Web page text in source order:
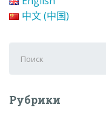
中文 (中国)
для:
Рубрики